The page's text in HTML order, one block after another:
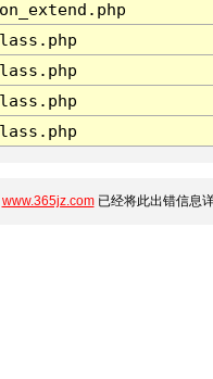
www.365jz.com已经将此出错信息